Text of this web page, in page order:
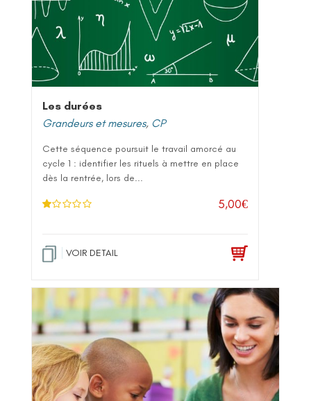
Les durées
Grandeurs et mesures, CP
Cette séquence poursuit le travail amorcé au
cycle 1 : identifier les rituels à mettre en place
dès la rentrée, lors de...
.0
5,00€
VOIR DETAIL